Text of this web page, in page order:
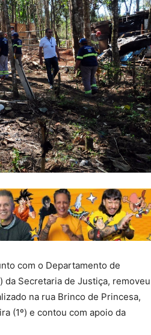
com o Departamento de
Secretaria de Justiça, removeu
na rua Brinco de Princesa,
(1º) e contou com apoio da